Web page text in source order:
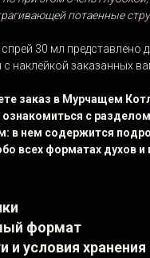
потаенные
30 мл представлено
наклейкой заказанных
заказ в Мурчащем
с разделом
в нем содержится
всех форматах духов и
формат
и условия хранения